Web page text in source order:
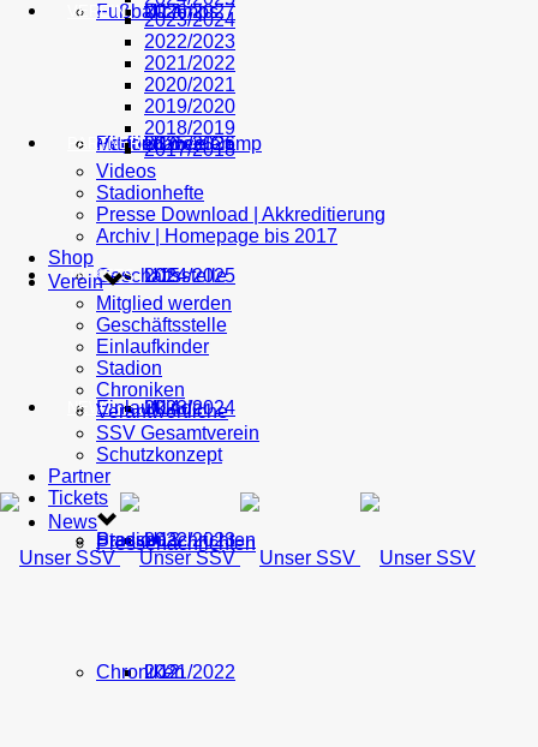
U17
U16
U15
U14
U13
U12
Fußballcamps
Performance Camp
2026/2027
2025/2026
2024/2025
2023/2024
2022/2023
2021/2022
VEREIN
Mitglied werden
Geschäftsstelle
Einlaufkinder
Stadion
Chroniken
PARTNER
TICKETS
NEWS
Pressenachrichten
2023/2024
2022/2023
2021/2022
2020/2021
2019/2020
2018/2019
2017/2018
Videos
Stadionhefte
Presse Download | Akkreditierung
Archiv | Homepage bis 2017
Shop
Verein
Mitglied werden
Geschäftsstelle
Einlaufkinder
Stadion
Chroniken
Verantwortliche
SSV Gesamtverein
Schutzkonzept
Partner
Tickets
News
Pressenachrichten